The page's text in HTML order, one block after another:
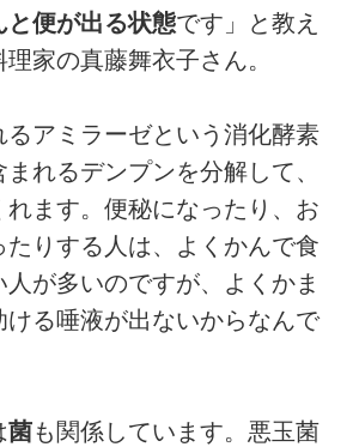
と便が出る状態です」と教え
家の真藤舞衣子さん。
るアミラーゼという消化酵素
れるデンプンを分解して、
ます。便秘になったり、お
たりする人は、よくかんで食
が多いのですが、よくかま
ける唾液が出ないからなんで
菌も関係しています。悪玉菌